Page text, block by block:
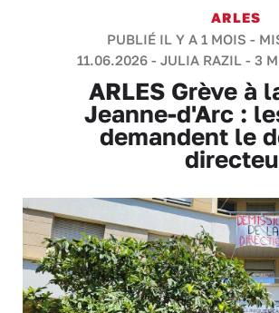
ARLES
PUBLIÉ IL Y A 1 MOIS -
11.06.2026 - JULIA RAZIL - 3
ARLES Grève à
Jeanne-d'Arc :
demandent le